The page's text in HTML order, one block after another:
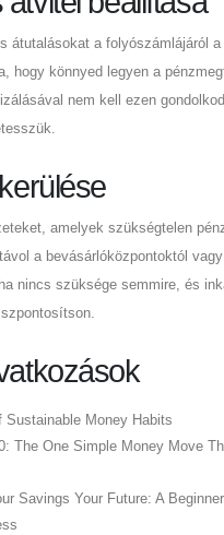
átutalásokat a folyószámlájáról a
hogy könnyed legyen a
nem kell ezen
amelyek szükségtelen
a bevásárlóközpontoktól
nincs szüksége semmire, és
Sustainable Money Habits
The One Simple Money Move
Savings Your Future: A